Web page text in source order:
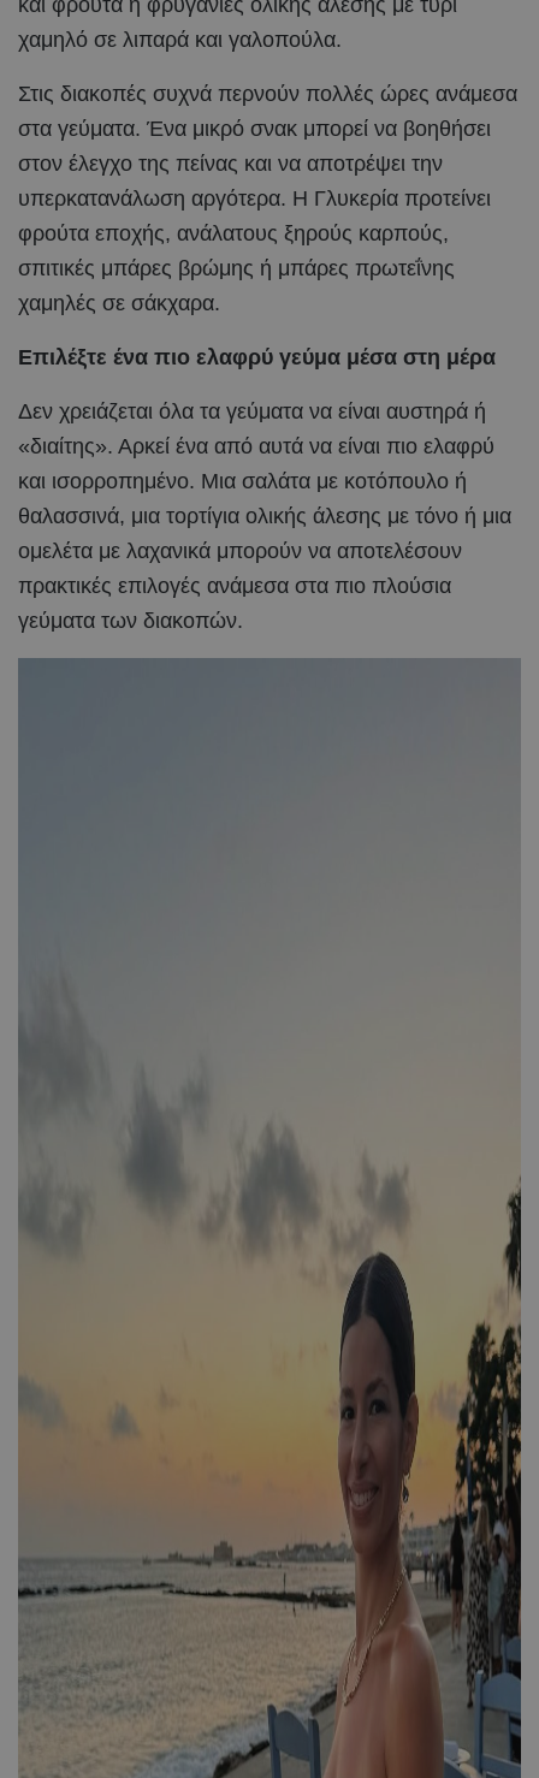
χαμηλό σε λιπαρά και γαλοπούλα.
Στις διακοπές συχνά περνούν πολλές ώρες ανάμεσα
στα γεύματα. Ένα μικρό σνακ μπορεί να βοηθήσει
στον έλεγχο της πείνας και να αποτρέψει την
υπερκατανάλωση αργότερα. Η Γλυκερία προτείνει
φρούτα εποχής, ανάλατους ξηρούς καρπούς,
σπιτικές μπάρες βρώμης ή μπάρες πρωτεΐνης
χαμηλές σε σάκχαρα.
Επιλέξτε ένα πιο ελαφρύ γεύμα μέσα στη μέρα
Δεν χρειάζεται όλα τα γεύματα να είναι αυστηρά ή
«διαίτης». Αρκεί ένα από αυτά να είναι πιο ελαφρύ
και ισορροπημένο. Μια σαλάτα με κοτόπουλο ή
θαλασσινά, μια τορτίγια ολικής άλεσης με τόνο ή μια
ομελέτα με λαχανικά μπορούν να αποτελέσουν
πρακτικές επιλογές ανάμεσα στα πιο πλούσια
γεύματα των διακοπών.